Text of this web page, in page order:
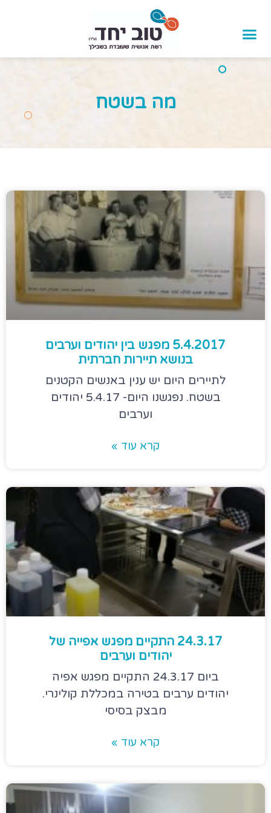
מה בשטח
5.4.2017 מפגש בין יהודים וערבים
בנושא תיירות חברתית
לתיירים היום יש ענין באנשים הקטנים
בשטח. נפגשנו היום- 5.4.17 יהודים
וערבים
קרא עוד »
24.3.17 התקיים מפגש אפייה של
יהודים וערבים
ביום 24.3.17 התקיים מפגש אפיה
יהודים ערבים בטירה במכללת קולינרי.
מבצק בסיסי
קרא עוד »